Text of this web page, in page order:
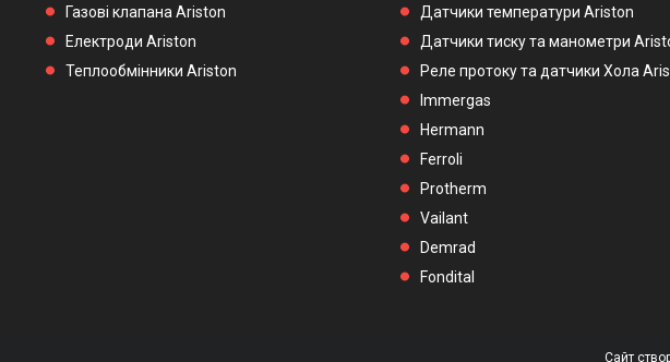
Газові клапана Ariston
Електроди Ariston
Теплообмінники Ariston
Датчики температури Ariston
Датчики тиску та манометри
Реле протоку та датчики Хола
Immergas
Hermann
Ferroli
Protherm
Vailant
Demrad
Fondital
Сайт